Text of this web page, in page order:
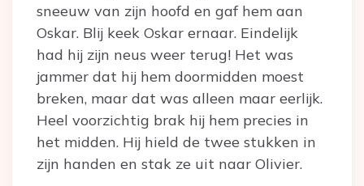
sneeuw van zijn hoofd en gaf hem aan
Oskar. Blij keek Oskar ernaar. Eindelijk
had hij zijn neus weer terug! Het was
jammer dat hij hem doormidden moest
breken, maar dat was alleen maar eerlijk.
Heel voorzichtig brak hij hem precies in
het midden. Hij hield de twee stukken in
zijn handen en stak ze uit naar Olivier.